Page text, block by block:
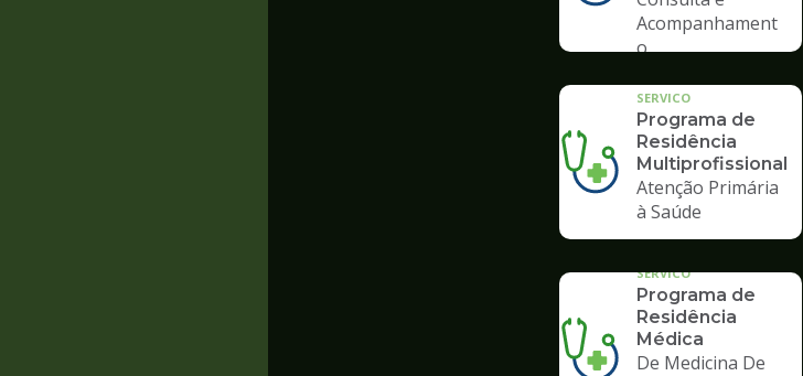
Acompanhament
o
SERVICO
Programa de
Residência
Multiprofissional
Atenção Primária
à Saúde
SERVICO
Programa de
Residência
Médica
De Medicina De